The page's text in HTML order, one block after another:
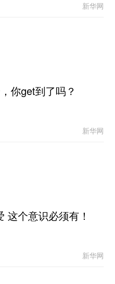
新华网
你get到了吗？
新华网
这个意识必须有！
新华网